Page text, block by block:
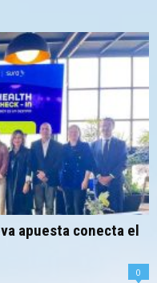
apuesta conecta el
0